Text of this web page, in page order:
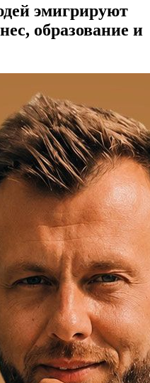
эмигрируют
образование и